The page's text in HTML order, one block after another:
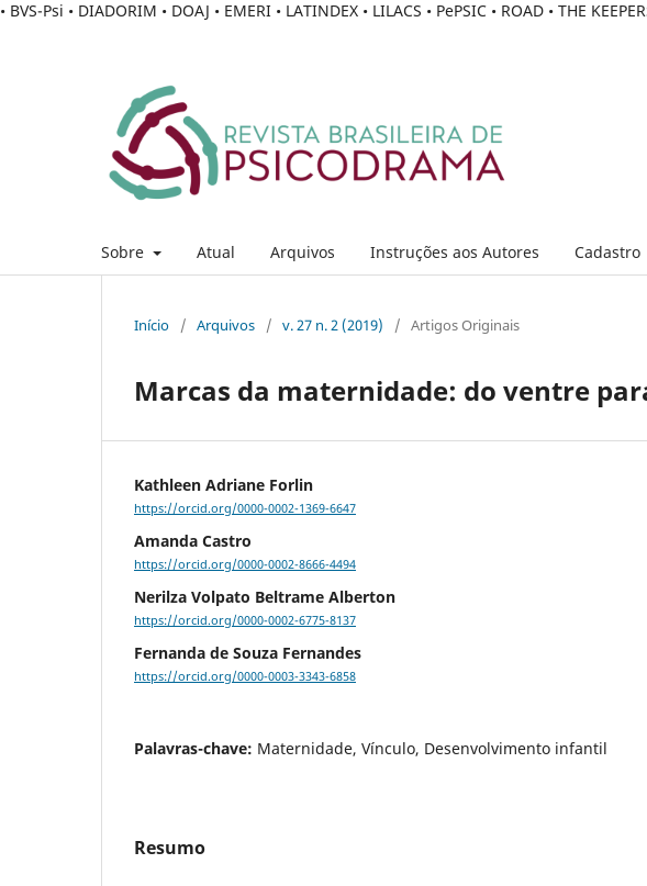
• BVS-Psi • DIADORIM • DOAJ • EMERI • LATINDEX • LILACS • PePSIC • ROAD • THE
Sobre Atual Arquivos Instruções aos Autores Cadastro
Início / Arquivos / v. 27 n. 2 (2019) / Artigos Originais
Marcas da maternidade: do ventre
Kathleen Adriane Forlin
https://orcid.org/0000-0002-1369-6647
Amanda Castro
https://orcid.org/0000-0002-8666-4494
Nerilza Volpato Beltrame Alberton
https://orcid.org/0000-0002-6775-8137
Fernanda de Souza Fernandes
https://orcid.org/0000-0003-3343-6858
Palavras-chave: Maternidade, Vínculo, Desenvolvimento infantil
Resumo